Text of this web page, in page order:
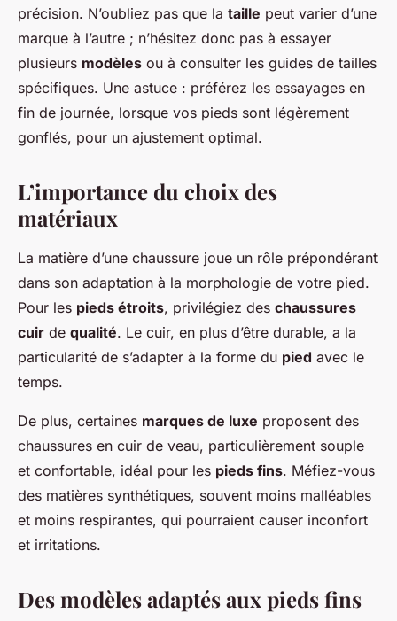
précision. N’oubliez pas que la taille peut varier d’une
marque à l’autre ; n’hésitez donc pas à essayer
plusieurs modèles ou à consulter les guides de tailles
spécifiques. Une astuce : préférez les essayages en
fin de journée, lorsque vos pieds sont légèrement
gonflés, pour un ajustement optimal.
L’importance du choix des
matériaux
La matière d’une chaussure joue un rôle prépondérant
dans son adaptation à la morphologie de votre pied.
Pour les pieds étroits, privilégiez des chaussures
cuir de qualité. Le cuir, en plus d’être durable, a la
particularité de s’adapter à la forme du pied avec le
temps.
De plus, certaines marques de luxe proposent des
chaussures en cuir de veau, particulièrement souple
et confortable, idéal pour les pieds fins. Méfiez-vous
des matières synthétiques, souvent moins malléables
et moins respirantes, qui pourraient causer inconfort
et irritations.
Des modèles adaptés aux pieds fins